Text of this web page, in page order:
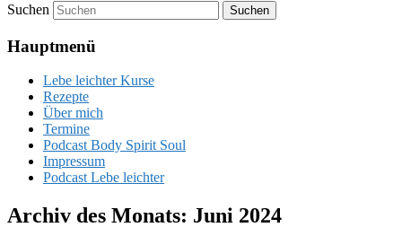
Suchen
Hauptmenü
Lebe leichter Kurse
Rezepte
Über mich
Termine
Podcast Body Spirit Soul
Impressum
Podcast Lebe leichter
Archiv des Monats: Juni 2024